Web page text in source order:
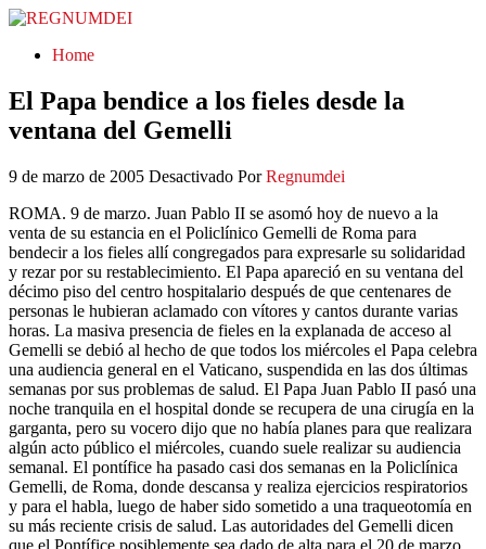
REGNUMDEI
Home
El Papa bendice a los fieles desde la
ventana del Gemelli
9 de marzo de 2005 Desactivado Por Regnumdei
ROMA. 9 de marzo. Juan Pablo II se asomó hoy de nuevo a la
venta de su estancia en el Policlínico Gemelli de Roma para
bendecir a los fieles allí congregados para expresarle su solidaridad
y rezar por su restablecimiento. El Papa apareció en su ventana del
décimo piso del centro hospitalario después de que centenares de
personas le hubieran aclamado con vítores y cantos durante varias
horas. La masiva presencia de fieles en la explanada de acceso al
Gemelli se debió al hecho de que todos los miércoles el Papa celebra
una audiencia general en el Vaticano, suspendida en las dos últimas
semanas por sus problemas de salud. El Papa Juan Pablo II pasó una
noche tranquila en el hospital donde se recupera de una cirugía en la
garganta, pero su vocero dijo que no había planes para que realizara
algún acto público el miércoles, cuando suele realizar su audiencia
semanal. El pontífice ha pasado casi dos semanas en la Policlínica
Gemelli, de Roma, donde descansa y realiza ejercicios respiratorios
y para el habla, luego de haber sido sometido a una traqueotomía en
su más reciente crisis de salud. Las autoridades del Gemelli dicen
que el Pontífice posiblemente sea dado de alta para el 20 de marzo,